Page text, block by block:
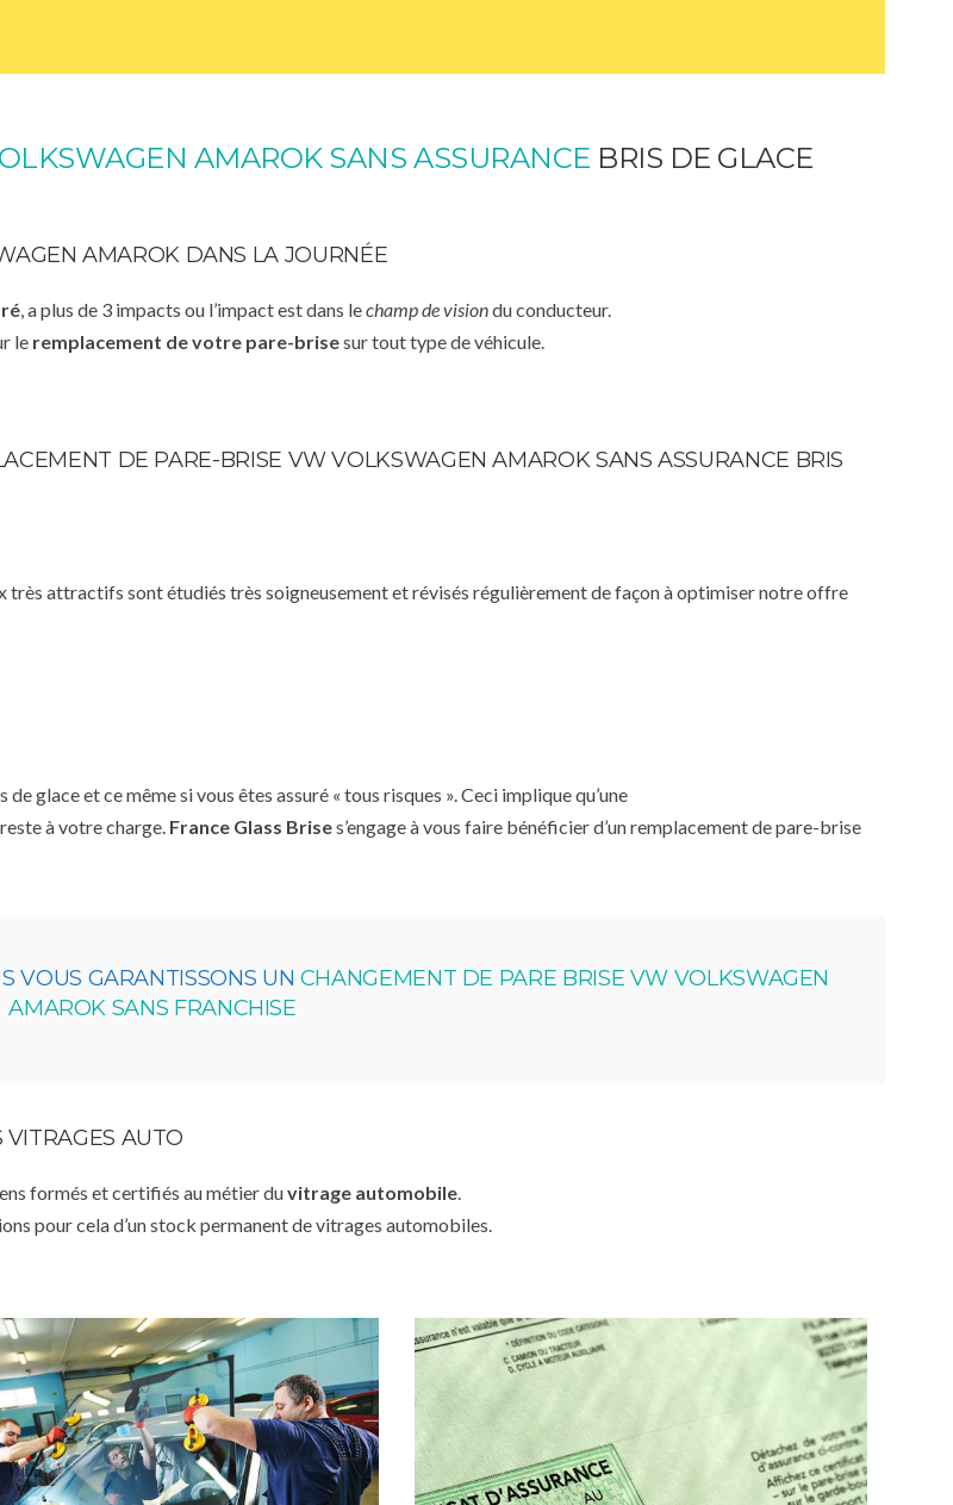
AMAROK SANS ASSURANCE BRIS DE GLACE
AMAROK DANS LA JOURNÉE
, a plus de 3 impacts ou l’impact est dans lechamp de visiondu conducteur.
le remplacement de votre pare-brisesur tout type de véhicule.
DE PARE-BRISE VW VOLKSWAGEN AMAROK SANS ASSURANCE BRIS
très attractifs sont étudiés très soigneusement et révisés régulièrement de façon à optimiser notre offre
glace et ce même si vous êtes assuré « tous risques ». Ceci implique qu’une
à votre charge. France Glass Brises’engage à vous faire bénéficier d’un remplacement de pare-brise
VOUS GARANTISSONS UN CHANGEMENT DE PARE BRISE VW VOLKSWAGEN
AMAROK SANS FRANCHISE
VITRAGES AUTO
formés et certifiés au métier duvitrage automobile.
pour cela d’un stock permanent de vitrages automobiles.